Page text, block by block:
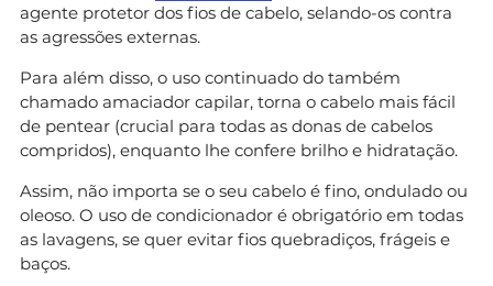
agente protetor dos fios de cabelo, selando-os contra
as agressões externas.
Para além disso, o uso continuado do também
chamado amaciador capilar, torna o cabelo mais fácil
de pentear (crucial para todas as donas de cabelos
compridos), enquanto lhe confere brilho e hidratação.
Assim, não importa se o seu cabelo é fino, ondulado ou
oleoso. O uso de condicionador é obrigatório em todas
as lavagens, se quer evitar fios quebradiços, frágeis e
baços.